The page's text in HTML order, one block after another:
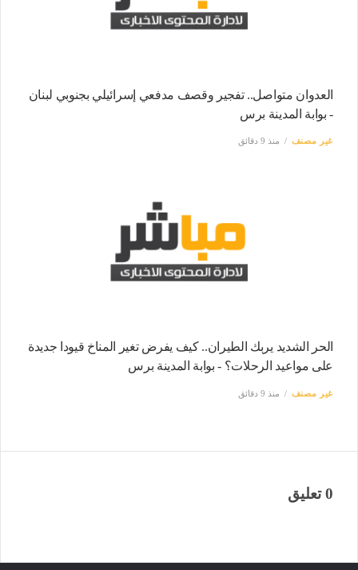
العدوان متواصل.. تفجير وقصف مدفعي إسرائيلي بجنوبي لبنان
- بوابة المدينة برس
غير مصنف منذ 9 دقائق
الحر الشديد يربك الطيران.. كيف يفرض تغير المناخ قيودا جديدة
على مواعيد الرحلات؟ - بوابة المدينة برس
غير مصنف منذ 9 دقائق
0 تعليق